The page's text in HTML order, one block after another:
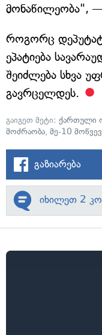
მონაწილეობა", —
როგორც
ეპატიება
შეიძლება სხვა
გავრცელდეს.
გაიგეთ მეტი: ქართული
მოძრაობა, მე-10
გაზიარება
იხილეთ 2